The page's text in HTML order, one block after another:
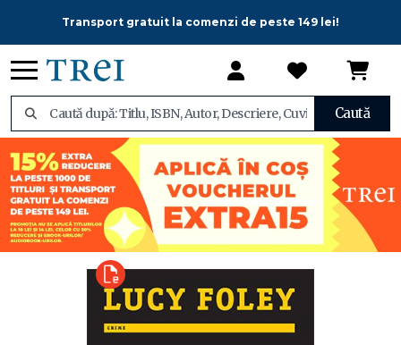
Transport gratuit la comenzi de peste 149 lei!
Caută